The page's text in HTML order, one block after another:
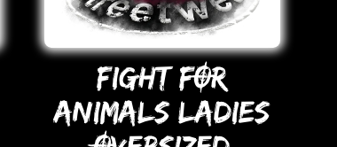
FIGHT FOR
ANIMALS LADIES